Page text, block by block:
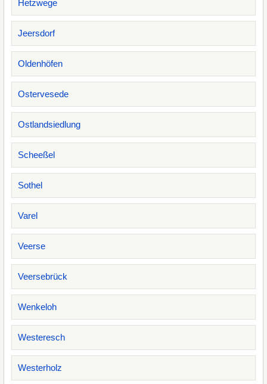
Hetzwege
Jeersdorf
Oldenhöfen
Ostervesede
Ostlandsiedlung
Scheeßel
Sothel
Varel
Veerse
Veersebrück
Wenkeloh
Westeresch
Westerholz